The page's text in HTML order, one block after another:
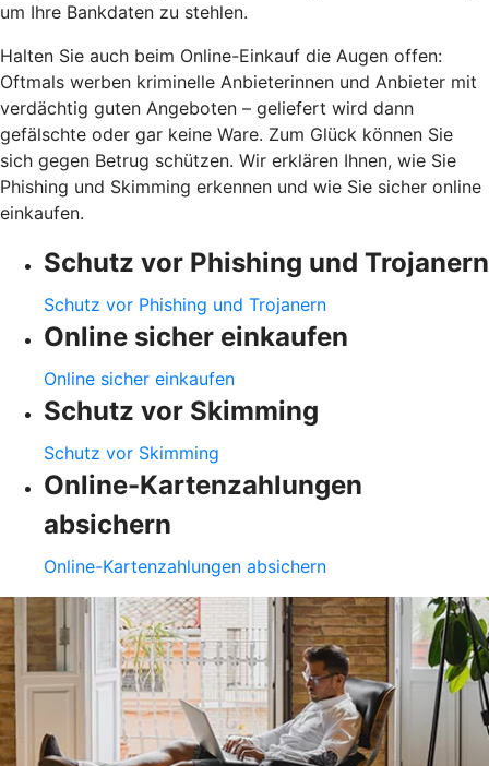
um Ihre Bankdaten zu stehlen.
Halten Sie auch beim Online-Einkauf die Augen offen:
Oftmals werben kriminelle Anbieterinnen und Anbieter mit
verdächtig guten Angeboten – geliefert wird dann
gefälschte oder gar keine Ware. Zum Glück können Sie
sich gegen Betrug schützen. Wir erklären Ihnen, wie Sie
Phishing und Skimming erkennen und wie Sie sicher online
einkaufen.
Schutz vor Phishing und Trojanern
Schutz vor Phishing und Trojanern
Online sicher einkaufen
Online sicher einkaufen
Schutz vor Skimming
Schutz vor Skimming
Online-Kartenzahlungen
absichern
Online-Kartenzahlungen absichern